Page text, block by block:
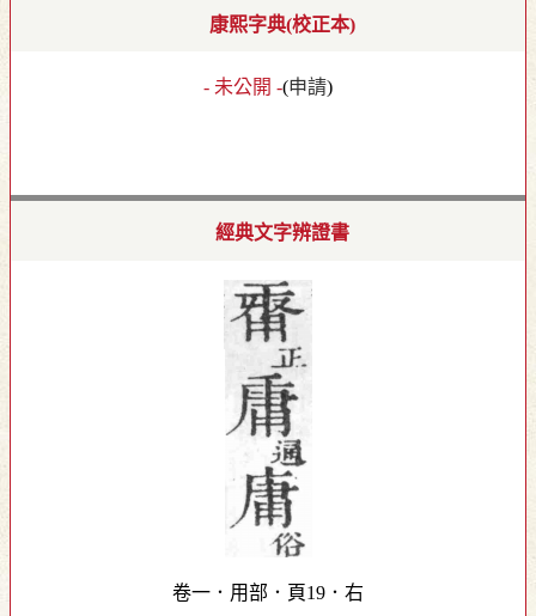
康熙字典(校正本)
- 未公開 -(申請)
經典文字辨證書
卷一．用部．頁19．右